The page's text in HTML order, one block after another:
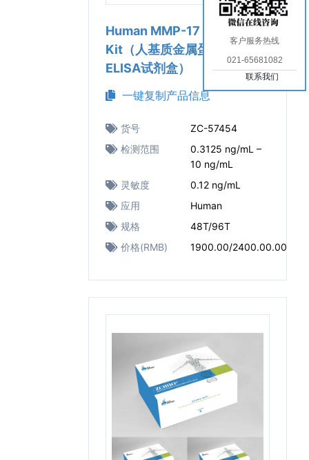
Human MMP-17 ELISA
Kit（人基质金属蛋白酶 17
ELISA试剂盒）
一键复制产品信息
货号
ZC-57454
检测范围
0.3125 ng/mL –
10 ng/mL
灵敏度
0.12 ng/mL
应用
Human
规格
48T/96T
价格(RMB)
1900.00/2400.00.00
客户服务热线
021-65681082
联系我们